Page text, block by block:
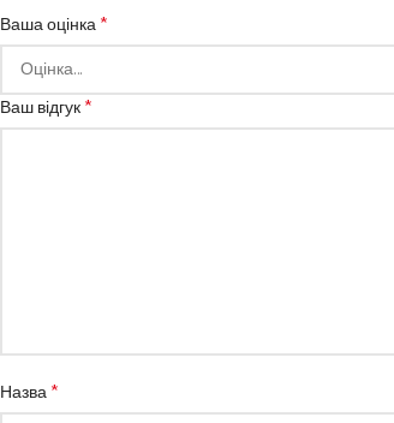
Ваша оцінка *
Ваш відгук *
Назва *